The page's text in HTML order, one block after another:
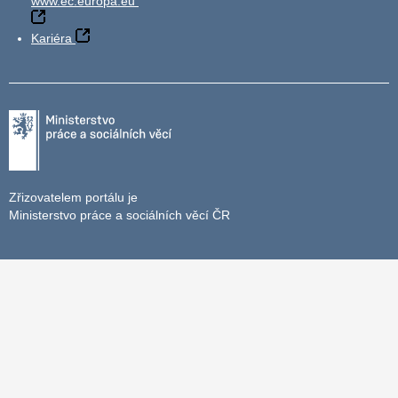
Kariéra
Zřizovatelem portálu je
Ministerstvo práce a sociálních věcí ČR